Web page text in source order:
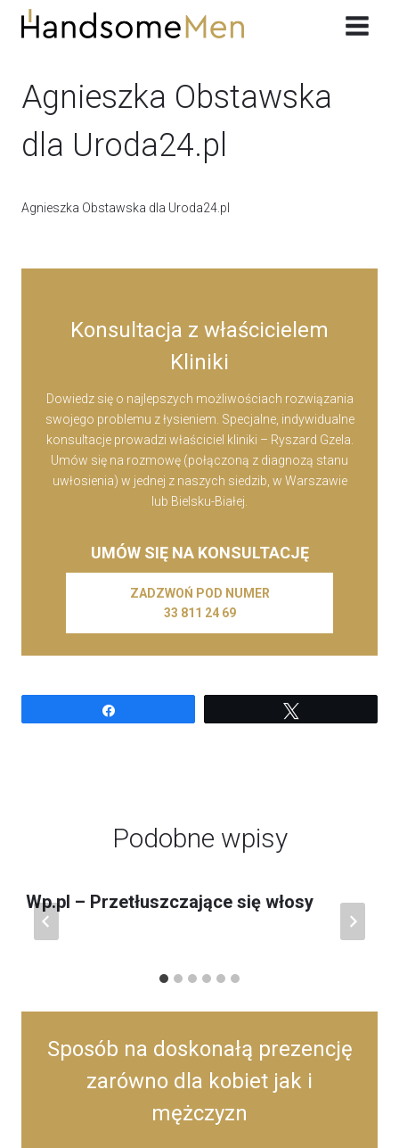
Przeskocz
Agnieszka Obstawska
dla Uroda24.pl
Agnieszka Obstawska dla Uroda24.pl
Konsultacja z właścicielem
Kliniki
Dowiedz się o najlepszych możliwościach rozwiązania
swojego problemu z łysieniem. Specjalne, indywidualne
konsultacje prowadzi właściciel kliniki – Ryszard Gzela.
Umów się na rozmowę (połączoną z diagnozą stanu
uwłosienia) w jednej z naszych siedzib, w Warszawie
lub Bielsku-Białej.
UMÓW SIĘ NA KONSULTACJĘ
ZADZWOŃ POD NUMER
33 811 24 69
Podobne wpisy
Wp.pl – Przetłuszczające się włosy
Sposób na doskonałą prezencję
zarówno dla kobiet jak i
mężczyzn